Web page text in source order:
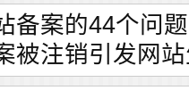
备案的44个问题
被注销引发网